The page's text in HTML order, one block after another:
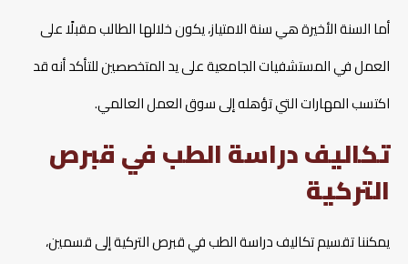
أما السنة الأخيرة هي سنة الامتياز، يكون خلالها الطالب مقبلًا على
العمل في المستشفيات الجامعية على يد المتخصصين للتأكد أنه قد
اكتسب المهارات التي تؤهله إلى سوق العمل العالمي.
تكاليف دراسة الطب في قبرص
التركية
يمكننا تقسيم تكاليف دراسة الطب في قبرص التركية إلى قسمين،